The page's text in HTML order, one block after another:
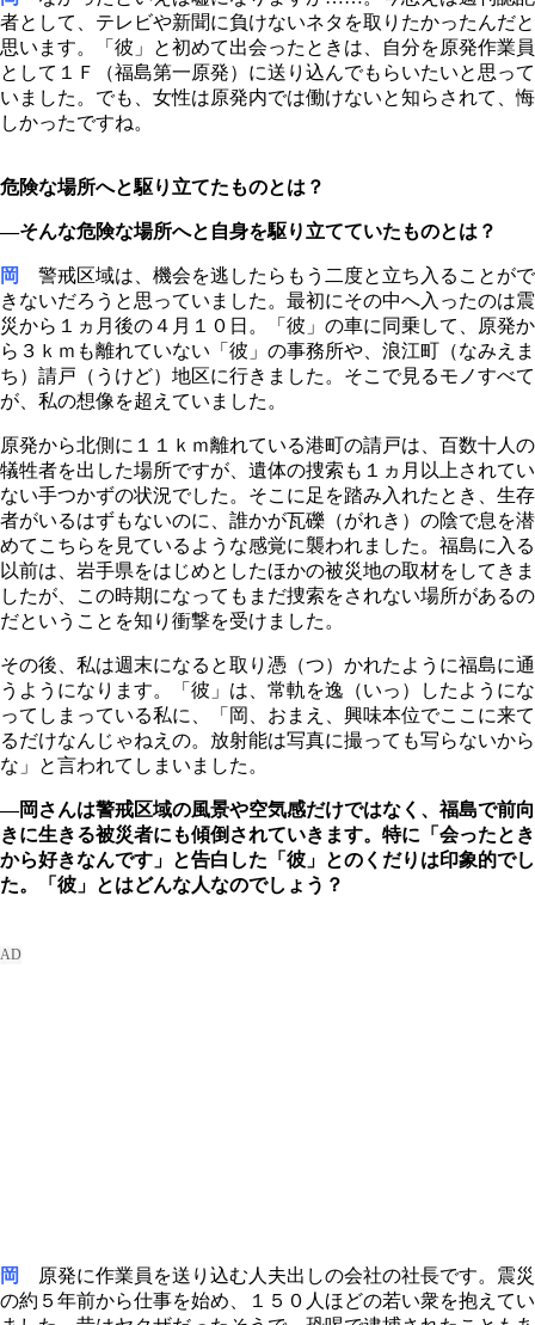
者として、テレビや新聞に負けないネタを取りたかったんだと
思います。「彼」と初めて出会ったときは、自分を原発作業員
として１Ｆ（福島第一原発）に送り込んでもらいたいと思って
いました。でも、女性は原発内では働けないと知らされて、悔
しかったですね。
危険な場所へと駆り立てたものとは？
―そんな危険な場所へと自身を駆り立てていたものとは？
岡
警戒区域は、機会を逃したらもう二度と立ち入ることがで
きないだろうと思っていました。最初にその中へ入ったのは震
災から１ヵ月後の４月１０日。「彼」の車に同乗して、原発か
ら３ｋｍも離れていない「彼」の事務所や、浪江町（なみえま
ち）請戸（うけど）地区に行きました。そこで見るモノすべて
が、私の想像を超えていました。
原発から北側に１１ｋｍ離れている港町の請戸は、百数十人の
犠牲者を出した場所ですが、遺体の捜索も１ヵ月以上されてい
ない手つかずの状況でした。そこに足を踏み入れたとき、生存
者がいるはずもないのに、誰かが瓦礫（がれき）の陰で息を潜
めてこちらを見ているような感覚に襲われました。福島に入る
以前は、岩手県をはじめとしたほかの被災地の取材をしてきま
したが、この時期になってもまだ捜索をされない場所があるの
だということを知り衝撃を受けました。
その後、私は週末になると取り憑（つ）かれたように福島に通
うようになります。「彼」は、常軌を逸（いっ）したようにな
ってしまっている私に、「岡、おまえ、興味本位でここに来て
るだけなんじゃねえの。放射能は写真に撮っても写らないから
な」と言われてしまいました。
―岡さんは警戒区域の風景や空気感だけではなく、福島で前向
きに生きる被災者にも傾倒されていきます。特に「会ったとき
から好きなんです」と告白した「彼」とのくだりは印象的でし
た。「彼」とはどんな人なのでしょう？
岡
原発に作業員を送り込む人夫出しの会社の社長です。震災
の約５年前から仕事を始め、１５０人ほどの若い衆を抱えてい